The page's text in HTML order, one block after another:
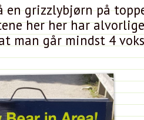
en grizzlybjørn på
her her har
man går mindst 4